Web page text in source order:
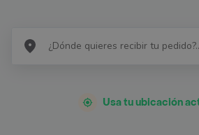
Usa tu ubicación